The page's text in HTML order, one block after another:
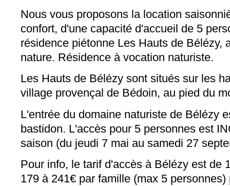
Nous vous proposons la location
confort, d'une capacité d'accueil de 5
résidence piétonne Les Hauts de Bélézy,
nature. Résidence à vocation naturiste.
Les Hauts de Bélézy sont situés sur les
village provençal de Bédoin, au pied du
L'entrée du domaine naturiste de Bélézy
bastidon. L'accès pour 5 personnes est
saison (du jeudi 7 mai au samedi 27
Pour info, le tarif d'accès à Bélézy est de
179 à 241€ par famille (max 5